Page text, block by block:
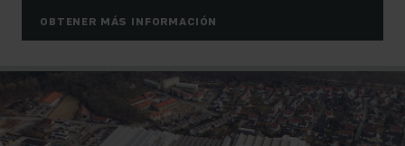
OBTENER MÁS INFORMACIÓN